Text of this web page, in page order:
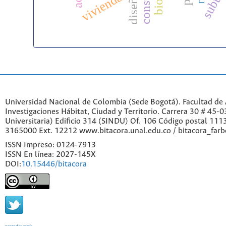
vivienda
Universidad Nacional de Colombia (Sede Bogotá). Facultad
Investigaciones Hábitat, Ciudad y Territorio. Carrera 30 # 45-
Universitaria) Edificio 314 (SINDU) Of. 106 Código postal
3165000 Ext. 12212 www.bitacora.unal.edu.co /
ISSN Impreso: 0124-7913
ISSN En línea: 2027-145X
DOI:10.15446/bitacora